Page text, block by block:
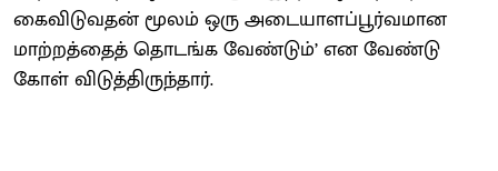
கைவிடு​வதன் மூலம் ஒரு அடை​யாளப்​பூர்​வ​மான
மாற்​றத்​தைத் தொடங்க வேண்​டும்’ என வேண்​டு​
கோள் விடுத்​திருந்​தார்.